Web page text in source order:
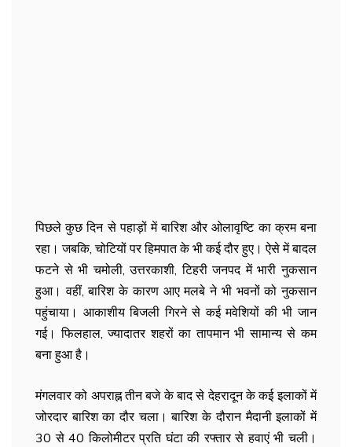
पिछले कुछ दिन से पहाड़ों में बारिश और ओलावृष्टि का क्रम बना
रहा। जबकि, चोटियों पर हिमपात के भी कई दौर हुए। ऐसे में बादल
फटने से भी चमोली, उत्तरकाशी, टिहरी जनपद में भारी नुकसान
हुआ। वहीं, बारिश के कारण आए मलबे ने भी भवनों को नुकसान
पहुंचाया। आकाशीय बिजली गिरने से कई मवेशियों की भी जान
गई। फिलहाल, ज्यादातर शहरों का तापमान भी सामान्य से कम
बना हुआ है।
मंगलवार को अपराह्न तीन बजे के बाद से देहरादून के कई इलाकों में
जोरदार बारिश का दौर चला। बारिश के दौरान मैदानी इलाकों में
30 से 40 किलोमीटर प्रति घंटा की रफ्तार से हवाएं भी चली।